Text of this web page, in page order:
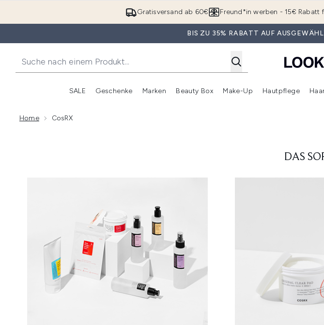
Gratisversand ab 60€ Freund*in werben - 15€ Rabatt
BIS ZU 35% RABATT AUF
SALE
Untermenü Anmelden (SALE)
Geschenke
Untermenü Anmelden (Geschenke)
Marken
Untermenü Anmelden (Marken)
Beauty Box
Untermenü Anmelden
Make-Up Hautpflege
Home CosRX
DAS